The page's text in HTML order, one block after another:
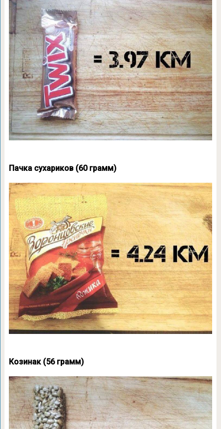
Пачка сухариков (60 грамм)
Козинак (56 грамм)